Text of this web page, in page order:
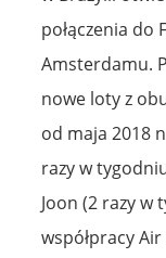
połączenia do
Amsterdamu.
nowe loty z
od maja 2018
razy w
Joon (2 razy w
współpracy